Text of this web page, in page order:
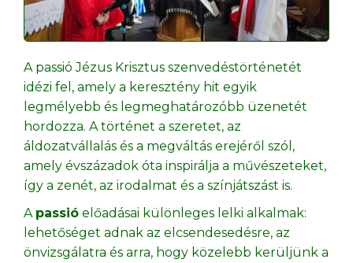
A passió Jézus Krisztus szenvedéstörténetét
idézi fel, amely a keresztény hit egyik
legmélyebb és legmeghatározóbb üzenetét
hordozza. A történet a szeretet, az
áldozatvállalás és a megváltás erejéről szól,
amely évszázadok óta inspirálja a művészeteket,
így a zenét, az irodalmat és a színjátszást is.
A passió előadásai különleges lelki alkalmak:
lehetőséget adnak az elcsendesedésre, az
önvizsgálatra és arra, hogy közelebb kerüljünk a